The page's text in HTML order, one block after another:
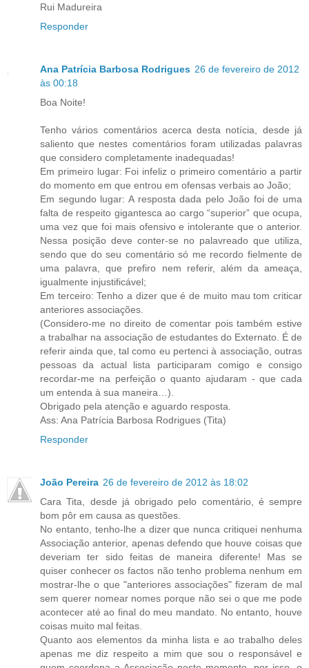
Rui Madureira
Responder
Ana Patrícia Barbosa Rodrigues 26 de fevereiro de 2012
às 00:18
Boa Noite!
Tenho vários comentários acerca desta notícia, desde já
saliento que nestes comentários foram utilizadas palavras
que considero completamente inadequadas!
Em primeiro lugar: Foi infeliz o primeiro comentário a partir
do momento em que entrou em ofensas verbais ao João;
Em segundo lugar: A resposta dada pelo João foi de uma
falta de respeito gigantesca ao cargo “superior” que ocupa,
uma vez que foi mais ofensivo e intolerante que o anterior.
Nessa posição deve conter-se no palavreado que utiliza,
sendo que do seu comentário só me recordo fielmente de
uma palavra, que prefiro nem referir, além da ameaça,
igualmente injustificável;
Em terceiro: Tenho a dizer que é de muito mau tom criticar
anteriores associações.
(Considero-me no direito de comentar pois também estive
a trabalhar na associação de estudantes do Externato. É de
referir ainda que, tal como eu pertenci à associação, outras
pessoas da actual lista participaram comigo e consigo
recordar-me na perfeição o quanto ajudaram - que cada
um entenda à sua maneira…).
Obrigado pela atenção e aguardo resposta.
Ass: Ana Patrícia Barbosa Rodrigues (Tita)
Responder
João Pereira 26 de fevereiro de 2012 às 18:02
Cara Tita, desde já obrigado pelo comentário, é sempre
bom pôr em causa as questões.
No entanto, tenho-lhe a dizer que nunca critiquei nenhuma
Associação anterior, apenas defendo que houve coisas que
deveriam ter sido feitas de maneira diferente! Mas se
quiser conhecer os factos não tenho problema nenhum em
mostrar-lhe o que "anteriores associações" fizeram de mal
sem querer nomear nomes porque não sei o que me pode
acontecer até ao final do meu mandato. No entanto, houve
coisas muito mal feitas.
Quanto aos elementos da minha lista e ao trabalho deles
apenas me diz respeito a mim que sou o responsável e